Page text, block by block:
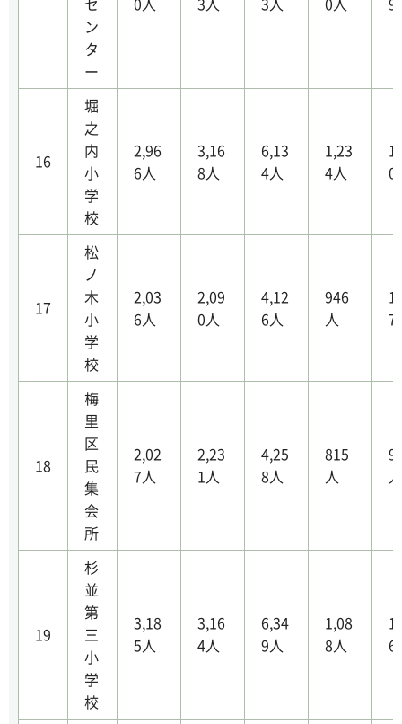
ン
タ
ー
16
堀
之
内
小
学
校
2,96
6人
3,16
8人
6,13
4人
1,23
4人
0
17
松
ノ
木
小
学
校
2,03
6人
2,09
0人
4,12
6人
946
人
7
18
梅
里
区
民
集
会
所
2,02
7人
2,23
1人
4,25
8人
815
人
人
19
杉
並
第
三
小
学
校
3,18
5人
3,16
4人
6,34
9人
1,08
8人
6